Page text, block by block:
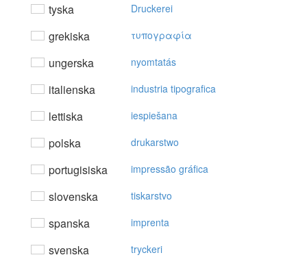
tyska Druckerei
grekiska τυπoγραφία
ungerska nyomtatás
italienska industria tipografica
lettiska iespiešana
polska drukarstwo
portugisiska impressão gráfica
slovenska tiskarstvo
spanska imprenta
svenska tryckeri